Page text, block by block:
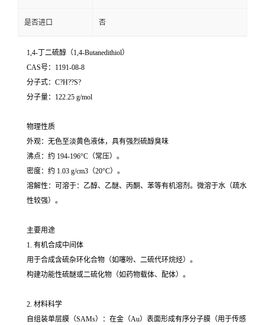
是否进口 否
1,4-丁二硫醇（1,4-Butanedithiol）
CAS号：1191-08-8
分子式：C?H??S?
分子量：122.25 g/mol
物理性质
外观：无色至淡黄色液体，具有强烈硫醇臭味
沸点：约 194-196°C（常压）。
密度：约 1.03 g/cm3（20°C）。
溶解性：可溶于：乙醇、乙醚、丙酮、苯等有机溶剂。微溶于水（疏水
性较强）。
主要用途
1. 有机合成中间体
用于合成含硫杂环化合物（如噻吩、二硫代环烷烃）。
构建功能性硫醚或二硫化物（如药物载体、配体）。
2. 材料科学
自组装单层膜（SAMs）：在金（Au）表面形成有序分子膜（用于传感